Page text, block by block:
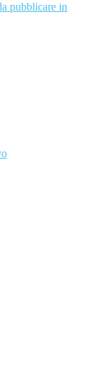
pubblicare in